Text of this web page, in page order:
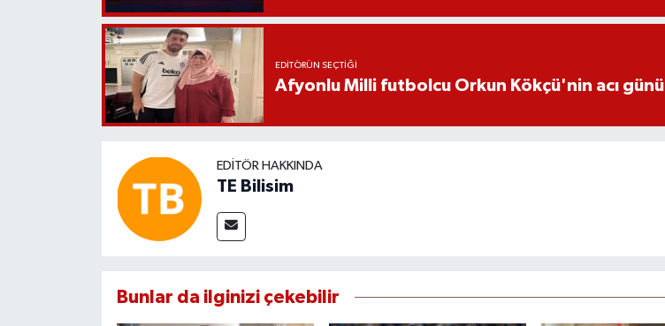
EDITÖRÜN SEÇTIĞI
Afyonlu Milli futbolcu Orkun Kökçü'nin acı günü
EDITÖR HAKKINDA
TE Bilisim
Bunlar da ilginizi çekebilir